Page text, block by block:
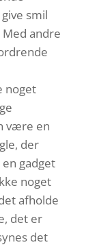
smil
andre
noget
være en
der
gadget
noget
afholde
det er
det